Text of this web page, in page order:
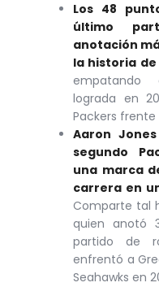
Los 48
último
anotación
la historia de
lograda en
Packers frente
Aaron
segundo
una marca
carrera en
Comparte tal
quien anotó
partido de
enfrentó a
Seahawks en